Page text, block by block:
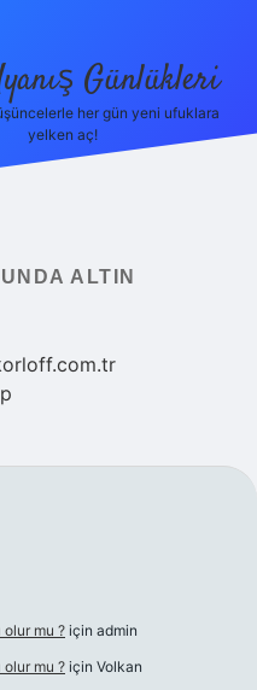
Günlükleri
her gün yeni ufuklara
yelken aç!
ALTIN
olur mu ? için admin
olur mu ? için Volkan